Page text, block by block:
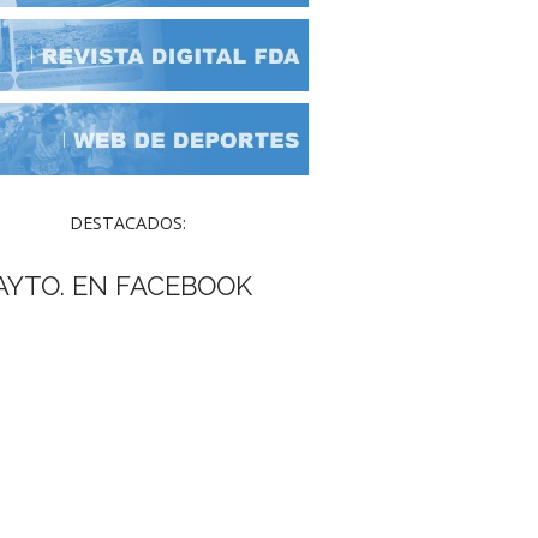
DESTACADOS:
EN FACEBOOK